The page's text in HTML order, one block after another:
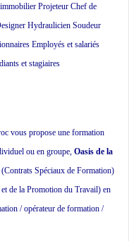
Projeteur Chef de
Hydraulicien Soudeur
Employés et salariés
et stagiaires
vous propose une formation
ou en groupe, Oasis de la
Spéciaux de Formation)
de la Promotion du Travail) en
/ opérateur de formation /